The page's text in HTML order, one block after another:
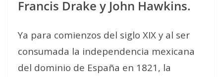
Francis Drake y John Hawkins.
Ya para comienzos del siglo XIX y al ser
consumada la independencia mexicana
del dominio de España en 1821, la